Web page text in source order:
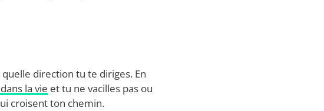
direction tu te diriges. En
la vie et tu ne vacilles pas ou
croisent ton chemin.